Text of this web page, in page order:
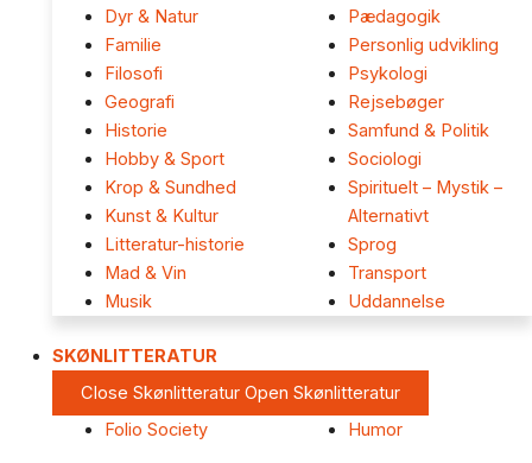
Dyr & Natur
Familie
Filosofi
Geografi
Historie
Hobby & Sport
Krop & Sundhed
Kunst & Kultur
Litteratur-historie
Mad & Vin
Musik
Pædagogik
Personlig udvikling
Psykologi
Rejsebøger
Samfund & Politik
Sociologi
Spirituelt – Mystik –
Alternativt
Sprog
Transport
Uddannelse
SKØNLITTERATUR
Close Skønlitteratur Open Skønlitteratur
Folio Society
Humor